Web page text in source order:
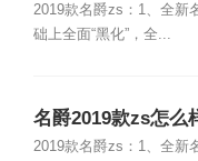
2019款名爵zs：1、全新
础上全面“黑化”，全...
名爵2019款zs怎么
2019款名爵zs：1、全新